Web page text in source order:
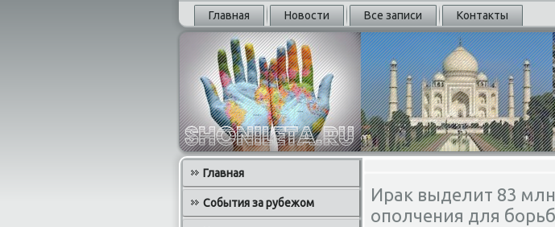
Главная Новости Все записи Контакты
Главная
События за рубежом
Ирак выделит 83
ополчения для